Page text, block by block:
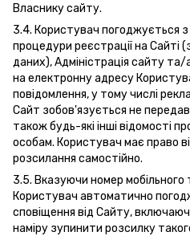
Власнику сайту.
3.4. Користувач погоджується
процедури реєстрації на Сайті
даних), Адміністрація сайту
на електронну адресу
повідомлення, у тому числі
Сайт зобов'язується не
також будь-які інші відомості
особам. Користувач має право
розсилання самостійно.
3.5. Вказуючи номер
Користувач автоматично
сповіщення від Сайту,
наміру зупинити розсилку